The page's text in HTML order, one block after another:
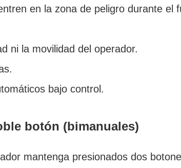
en la zona de peligro durante el
ni la movilidad del operador.
bajo control.
botón (bimanuales)
mantenga presionados dos